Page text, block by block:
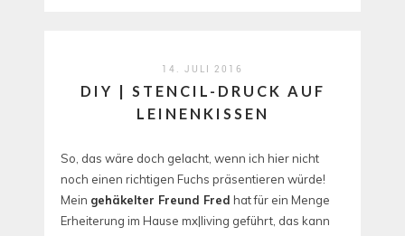
14. JULI 2016
DIY | STENCIL-DRUCK AUF
LEINENKISSEN
So, das wäre doch gelacht, wenn ich hier nicht
noch einen richtigen Fuchs präsentieren würde!
Mein gehäkelter Freund Fred hat für ein Menge
Erheiterung im Hause mx|living geführt, das kann